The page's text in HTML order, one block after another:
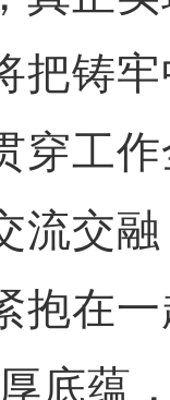
把铸
穿工
流交
抱在
底蕴